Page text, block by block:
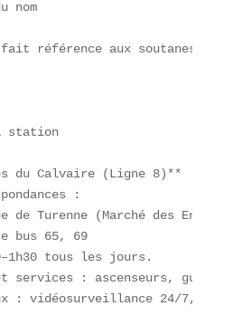
nom
fait référence aux soutanes
station
du Calvaire (Ligne 8)**
:
de Turenne (Marché des
bus 65, 69
tous les jours.
services : ascenseurs,
: vidéosurveillance 24/7, flux